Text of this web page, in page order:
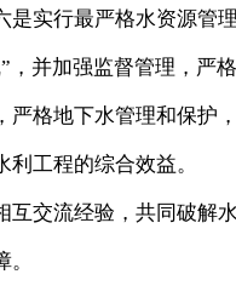
是实行最严格水资源管
并加强监督管理，严
严格地下水管理和保护
工程的综合效益。
交流经验，共同破解